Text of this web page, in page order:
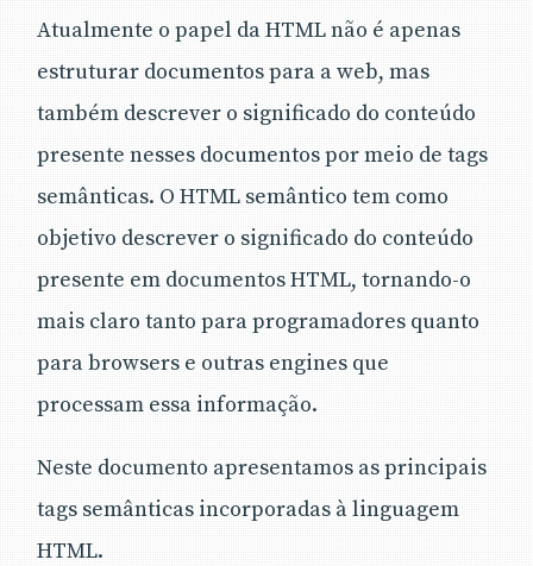
Atualmente o papel da HTML não é apenas
estruturar documentos para a web, mas
também descrever o significado do conteúdo
presente nesses documentos por meio de tags
semânticas. O HTML semântico tem como
objetivo descrever o significado do conteúdo
presente em documentos HTML, tornando-o
mais claro tanto para programadores quanto
para browsers e outras engines que
processam essa informação.
Neste documento apresentamos as principais
tags semânticas incorporadas à linguagem
HTML.